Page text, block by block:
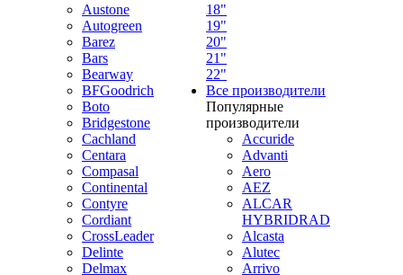
Austone
Autogreen
Barez
Bars
Bearway
BFGoodrich
Boto
Bridgestone
Cachland
Centara
Compasal
Continental
Contyre
Cordiant
CrossLeader
Delinte
Delmax
18"
19"
20"
21"
22"
Все производители
Популярные
производители
Accuride
Advanti
Aero
AEZ
ALCAR
HYBRIDRAD
Alcasta
Alutec
Arrivo